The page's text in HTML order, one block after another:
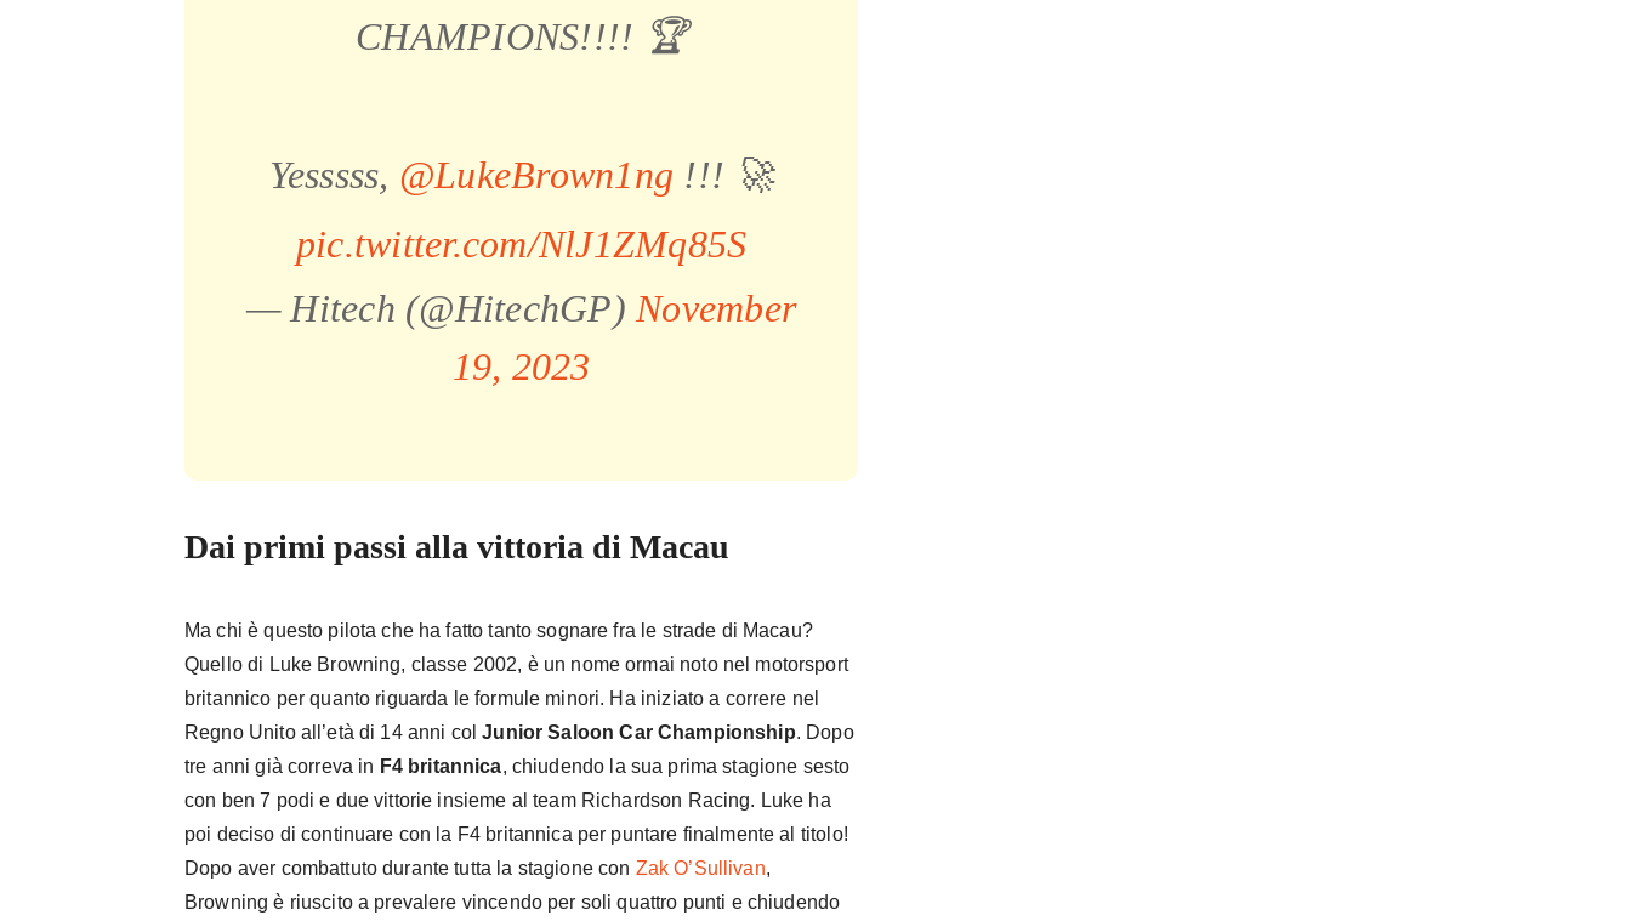
CHAMPIONS!!!! 🏆
Yesssss, @LukeBrown1ng !!! 🚀
pic.twitter.com/NlJ1ZMq85S
— Hitech (@HitechGP) November
19, 2023
Dai primi passi alla vittoria di Macau
Ma chi è questo pilota che ha fatto tanto sognare fra le strade di Macau?
Quello di Luke Browning, classe 2002, è un nome ormai noto nel motorsport
britannico per quanto riguarda le formule minori. Ha iniziato a correre nel
Regno Unito all’età di 14 anni colJunior Saloon Car Championship. Dopo
tre anni già correva in F4 britannica, chiudendo la sua prima stagione sesto
con ben 7 podi e due vittorie insieme al team Richardson Racing. Luke ha
poi deciso di continuare con la F4 britannica per puntare finalmente al titolo!
Dopo aver combattuto durante tutta la stagione con Zak O’Sullivan,
Browning è riuscito a prevalere vincendo per soli quattro punti e chiudendo